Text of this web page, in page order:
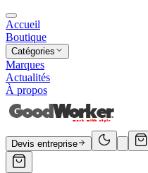
Accueil
Boutique
Catégories
Marques
Actualités
À propos
Devis entreprise